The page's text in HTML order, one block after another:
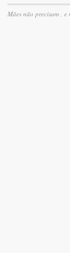
Mães não precisam ,